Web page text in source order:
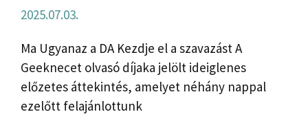
2025.07.03.
Ma Ugyanaz a DA Kezdje el a szavazást A
Geeknecet olvasó díjaka jelölt ideiglenes
előzetes áttekintés, amelyet néhány nappal
ezelőtt felajánlottunk